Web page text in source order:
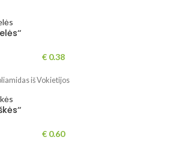
€ 0.38
iš Vokietijos
€ 0.60